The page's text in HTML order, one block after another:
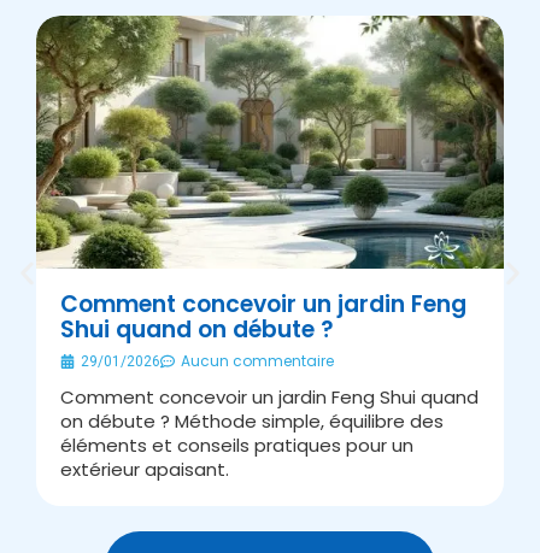
Comment concevoir un jardin Feng
Shui quand on débute ?
29/01/2026 Aucun commentaire
Comment concevoir un jardin Feng Shui quand
on débute ? Méthode simple, équilibre des
éléments et conseils pratiques pour un
extérieur apaisant.